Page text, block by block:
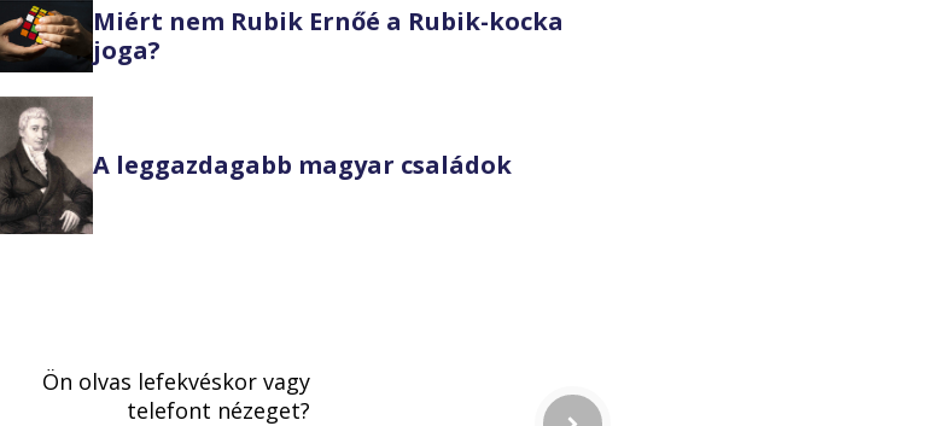
Miért nem Rubik Ernőé a Rubik-kocka
joga?
A leggazdagabb magyar családok
Ön olvas lefekvéskor vagy
telefont nézeget?